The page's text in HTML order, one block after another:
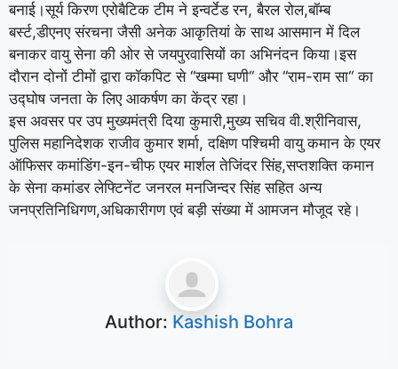
बनाई।सूर्य किरण एरोबैटिक टीम ने इन्वर्टेड रन, बैरल रोल,बॉम्ब
बर्स्ट,डीएनए संरचना जैसी अनेक आकृतियां के साथ आसमान में दिल
बनाकर वायु सेना की ओर से जयपुरवासियों का अभिनंदन किया।इस
दौरान दोनों टीमों द्वारा कॉकपिट से ‘‘खम्मा घणी‘‘ और ‘‘राम-राम सा‘‘ का
उद्घोष जनता के लिए आकर्षण का केंद्र रहा।
इस अवसर पर उप मुख्यमंत्री दिया कुमारी,मुख्य सचिव वी.श्रीनिवास,
पुलिस महानिदेशक राजीव कुमार शर्मा, दक्षिण पश्चिमी वायु कमान के एयर
ऑफिसर कमांडिंग-इन-चीफ एयर मार्शल तेजिंदर सिंह,सप्तशक्ति कमान
के सेना कमांडर लेफ्टिनेंट जनरल मनजिन्दर सिंह सहित अन्य
जनप्रतिनिधिगण,अधिकारीगण एवं बड़ी संख्या में आमजन मौजूद रहे।
Author: Kashish Bohra